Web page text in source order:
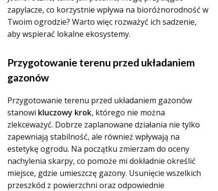
zapylacze, co korzystnie wpływa na bioróżnorodność w
Twoim ogrodzie? Warto więc rozważyć ich sadzenie,
aby wspierać lokalne ekosystemy.
Przygotowanie terenu przed układaniem
gazonów
Przygotowanie terenu przed układaniem gazonów
stanowi kluczowy krok, którego nie można
zlekceważyć. Dobrze zaplanowane działania nie tylko
zapewniają stabilność, ale również wpływają na
estetykę ogrodu. Na początku zmierzam do oceny
nachylenia skarpy, co pomoże mi dokładnie określić
miejsce, gdzie umieszczę gazony. Usunięcie wszelkich
przeszkód z powierzchni oraz odpowiednie